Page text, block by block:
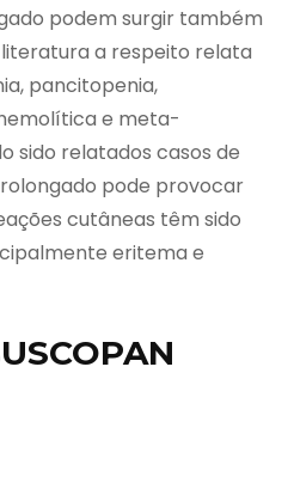
podem surgir também
literatura a respeito relata
pancitopenia,
e meta-
sido relatados casos de
pode provocar
cutâneas têm sido
eritema e